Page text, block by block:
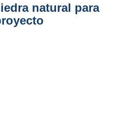
natural para